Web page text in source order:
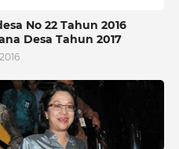
No 22 Tahun 2016
Desa Tahun 2017